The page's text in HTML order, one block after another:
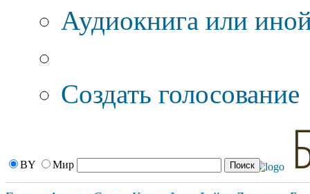
Аудиокнига или
Создать голосование
BY Мир